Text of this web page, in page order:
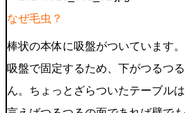
なぜ毛虫？
棒状の本体に吸盤がついています。
吸盤で固定するため、下がつるつ
ん。ちょっとざらついたテーブル